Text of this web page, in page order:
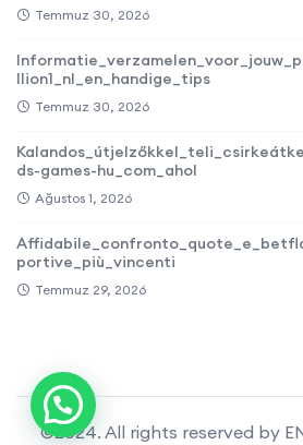
Temmuz 30, 2026
llion1_nl_en_handige_tips
Temmuz 30, 2026
ds-games-hu_com_ahol
Ağustos 1, 2026
portive_più_vincenti
Temmuz 29, 2026
©2024. All rights reserved by